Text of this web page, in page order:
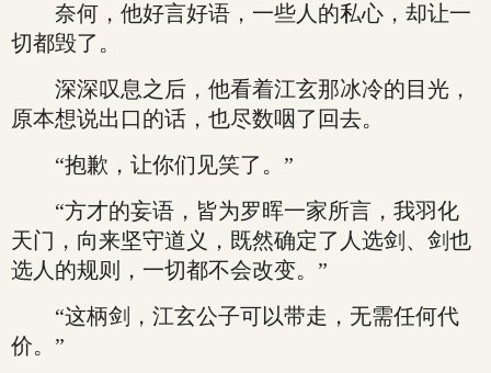
奈何，他好言好语，一些人的私心，却让一
切都毁了。
深深叹息之后，他看着江玄那冰冷的目光，
原本想说出口的话，也尽数咽了回去。
“抱歉，让你们见笑了。”
“方才的妄语，皆为罗晖一家所言，我羽化
天门，向来坚守道义，既然确定了人选剑、剑也
选人的规则，一切都不会改变。”
“这柄剑，江玄公子可以带走，无需任何代
价。”